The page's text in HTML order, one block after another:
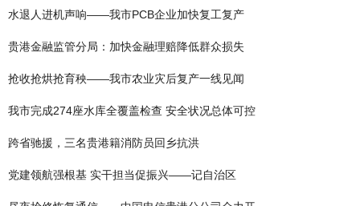
水退人进机声响——我市PCB企业加快复工复产
贵港金融监管分局：加快金融理赔降低群众损失
抢收抢烘抢育秧——我市农业灾后复产一线见闻
我市完成274座水库全覆盖检查 安全状况总体可控
跨省驰援，三名贵港籍消防员回乡抗洪
党建领航强根基 实干担当促振兴——记自治区